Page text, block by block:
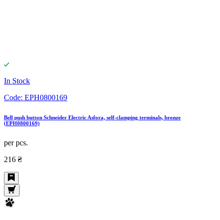
In Stock
Code: EPH0800169
Bell push button Schneider Electric Asfora, self-clamping terminals, bronze
(EPH0800169)
per pcs.
216 ₴